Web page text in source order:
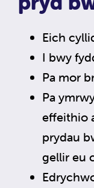
Eich
I bwy
Pa mor
Pa
effeithio
prydau
gellir eu